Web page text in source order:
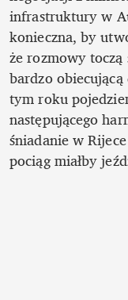
infrastruktury w
konieczna, by
że rozmowy toczą
bardzo
tym roku
następującego
śniadanie w
pociąg miałby